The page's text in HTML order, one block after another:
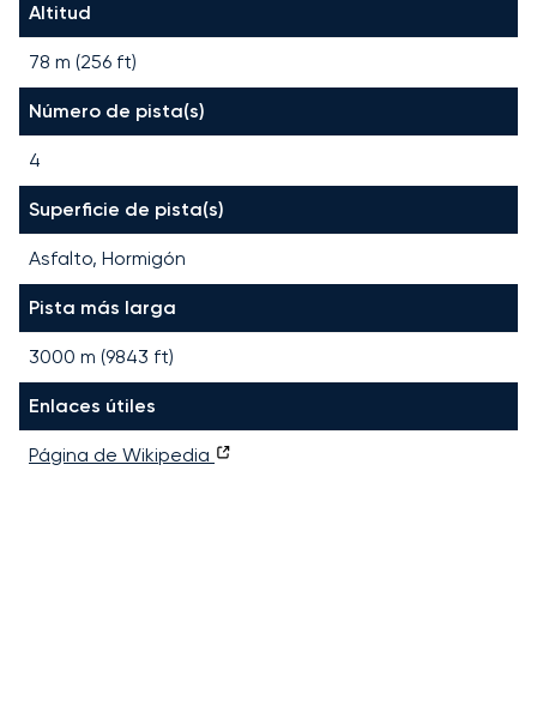
Altitud
78 m (256 ft)
Número de pista(s)
4
Superficie de pista(s)
Asfalto, Hormigón
Pista más larga
3000 m (9843 ft)
Enlaces útiles
Página de Wikipedia